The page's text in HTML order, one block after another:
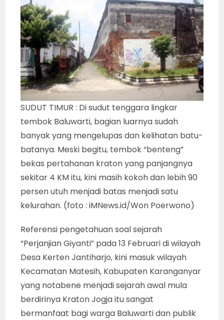
SUDUT TIMUR : Di sudut tenggara lingkar
tembok Baluwarti, bagian luarnya sudah
banyak yang mengelupas dan kelihatan batu-
batanya. Meski begitu, tembok “benteng”
bekas pertahanan kraton yang panjangnya
sekitar 4 KM itu, kini masih kokoh dan lebih 90
persen utuh menjadi batas menjadi satu
kelurahan. (foto : iMNews.id/Won Poerwono)
Referensi pengetahuan soal sejarah
“Perjanjian Giyanti” pada 13 Februari di wilayah
Desa Kerten Jantiharjo, kini masuk wilayah
Kecamatan Matesih, Kabupaten Karanganyar
yang notabene menjadi sejarah awal mula
berdirinya Kraton Jogja itu sangat
bermanfaat bagi warga Baluwarti dan publik